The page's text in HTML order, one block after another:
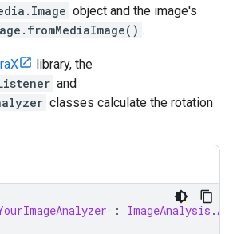
. Image object and the image's
. fromMediaImage() .
library, the
and
classes calculate the rotation
: ImageAnalysis .